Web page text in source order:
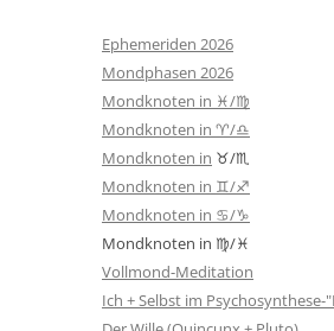
Ephemeriden 2026
Mondphasen 2026
Mondknoten in ♓/♍
Mondknoten in ♈/♎
Mondknoten in ♉/♏
Mondknoten in ♊/♐
Mondknoten in ♋/♑
Mondknoten in ♍/♓
Vollmond-Meditation
Ich + Selbst im Psychosynthese-